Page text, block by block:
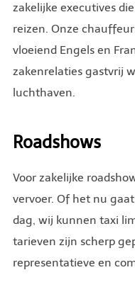
zakelijke executives
reizen. Onze
vloeiend Engels en
zakenrelaties gastvrij
luchthaven.
Roadshows
Voor zakelijke
vervoer. Of het nu
dag, wij kunnen taxi
tarieven zijn scherp
representatieve en